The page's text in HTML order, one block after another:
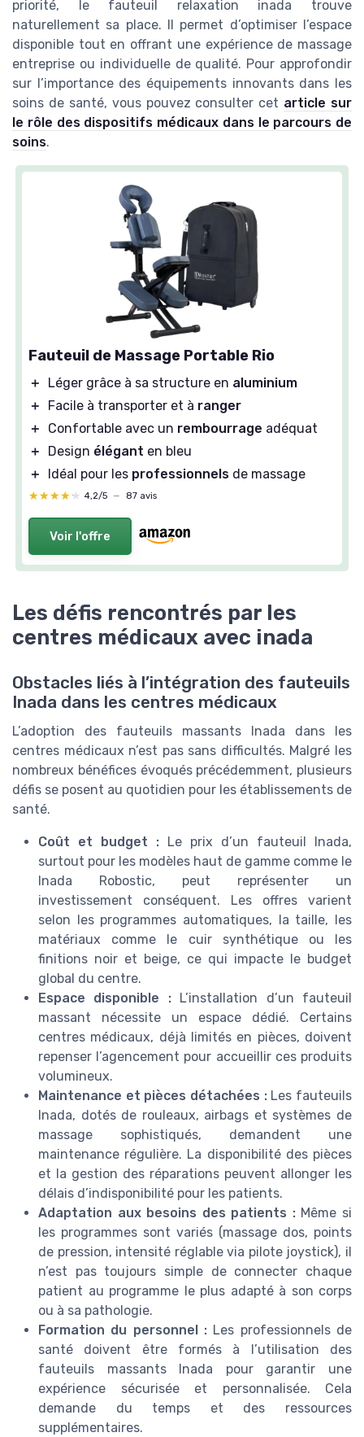
priorité, le fauteuil relaxation inada trouve
naturellement sa place. Il permet d’optimiser l’espace
disponible tout en offrant une expérience de massage
entreprise ou individuelle de qualité. Pour approfondir
sur l’importance des équipements innovants dans les
soins de santé, vous pouvez consulter cet article sur
le rôle des dispositifs médicaux dans le parcours de
soins.
Fauteuil de Massage Portable Rio
＋ Léger grâce à sa structure en aluminium
＋
Facile à transporter et à ranger
＋
Confortable avec un rembourrage adéquat
＋
Design élégant en bleu
＋
Idéal pour les professionnels de massage
★★★★★
★★★★★ 4,2/5 — 87 avis
Voir l'offre
Les défis rencontrés par les
centres médicaux avec inada
Obstacles liés à l’intégration des fauteuils
Inada dans les centres médicaux
L’adoption des fauteuils massants Inada dans les
centres médicaux n’est pas sans difficultés. Malgré les
nombreux bénéfices évoqués précédemment, plusieurs
défis se posent au quotidien pour les établissements de
santé.
Coût et budget : Le prix d’un fauteuil Inada,
surtout pour les modèles haut de gamme comme le
Inada Robostic, peut représenter un
investissement conséquent. Les offres varient
selon les programmes automatiques, la taille, les
matériaux comme le cuir synthétique ou les
finitions noir et beige, ce qui impacte le budget
global du centre.
Espace disponible :L’installation d’un fauteuil
massant nécessite un espace dédié. Certains
centres médicaux, déjà limités en pièces, doivent
repenser l’agencement pour accueillir ces produits
volumineux.
Maintenance et pièces détachées :Les fauteuils
Inada, dotés de rouleaux, airbags et systèmes de
massage sophistiqués, demandent une
maintenance régulière. La disponibilité des pièces
et la gestion des réparations peuvent allonger les
délais d’indisponibilité pour les patients.
Adaptation aux besoins des patients :Même si
les programmes sont variés (massage dos, points
de pression, intensité réglable via pilote joystick), il
n’est pas toujours simple de connecter chaque
patient au programme le plus adapté à son corps
ou à sa pathologie.
Formation du personnel : Les professionnels de
santé doivent être formés à l’utilisation des
fauteuils massants Inada pour garantir une
expérience sécurisée et personnalisée. Cela
demande du temps et des ressources
supplémentaires.